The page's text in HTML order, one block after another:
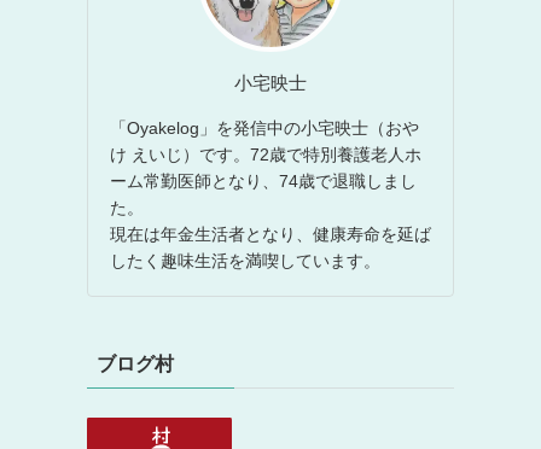
小宅映士
「Oyakelog」を発信中の小宅映士（おや
け えいじ）です。72歳で特別養護老人ホ
ーム常勤医師となり、74歳で退職しまし
た。
現在は年金生活者となり、健康寿命を延ば
したく趣味生活を満喫しています。
ブログ村